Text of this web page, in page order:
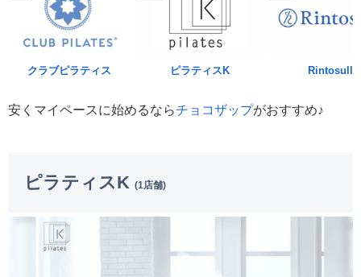
クラブピラティス ピラティスK Rintosull
安くマイペースに始めるならチョコザップがおすすめ♪
ピラティスK (1店舗)